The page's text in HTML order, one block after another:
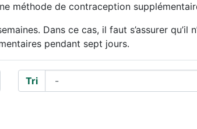
méthode de contraception
Dans ce cas, il faut s’assurer qu’il
pendant sept jours.
Tri